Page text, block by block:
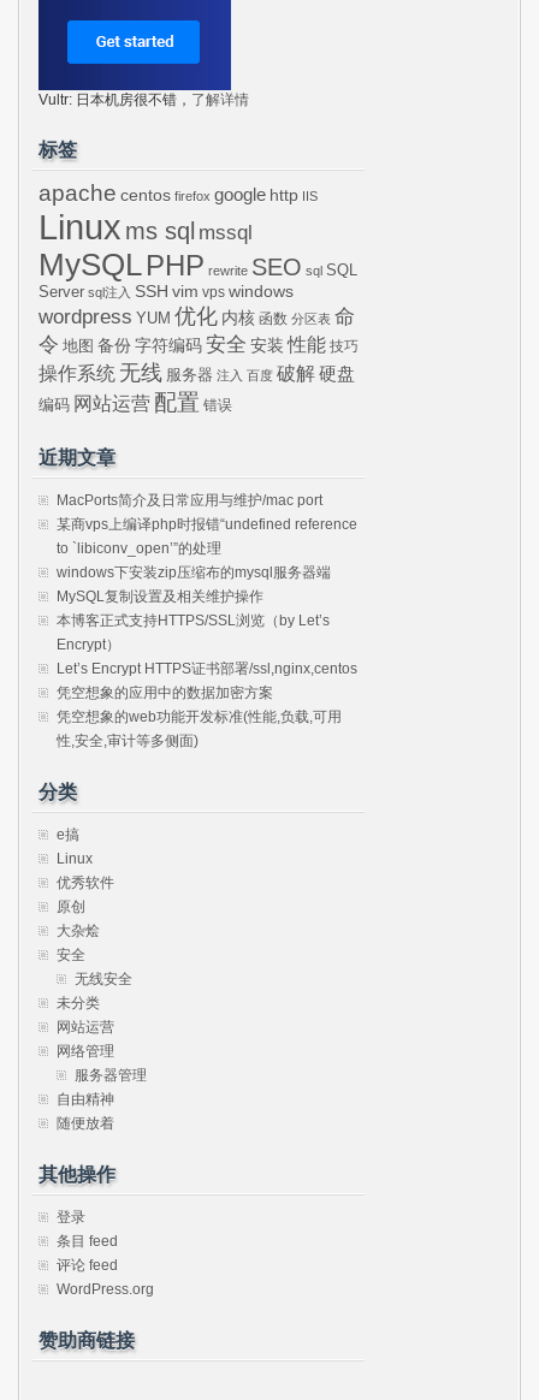
Vultr: 日本机房很不错， 了解详情
标签
apache centos firefox google http IIS
Linux ms sql mssql
MySQLPHP rewrite SEO sql SQL
Server sql注入 SSH vim vps windows
wordpress YUM 优化 内核 函数 分区表 命
令 地图 备份 字符编码 安全 安装 性能 技巧
操作系统 无线 服务器 注入 百度 破解硬盘
编码 网站运营 配置 错误
近期文章
MacPorts简介及日常应用与维护/mac port
某商vps上编译php时报错“undefined reference
to `libiconv_open’”的处理
windows下安装zip压缩布的mysql服务器端
MySQL复制设置及相关维护操作
本博客正式支持HTTPS/SSL浏览（by Let’s
Encrypt）
Let’s Encrypt HTTPS证书部署/ssl,nginx,centos
凭空想象的应用中的数据加密方案
凭空想象的web功能开发标准(性能,负载,可用
性,安全,审计等多侧面)
分类
e搞
Linux
优秀软件
原创
大杂烩
安全
无线安全
未分类
网站运营
网络管理
服务器管理
自由精神
随便放着
其他操作
登录
条目 feed
评论 feed
WordPress.org
赞助商链接